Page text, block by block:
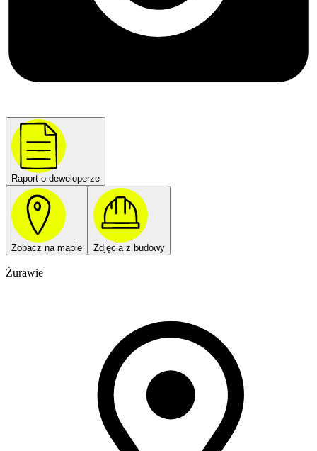
Raport o deweloperze
Zobacz na mapie Zdjęcia z budowy
Żurawie